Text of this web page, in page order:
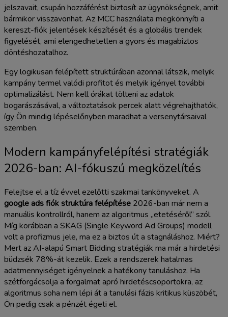
jelszavait, csupán hozzáférést biztosít az ügynökségnek, amit
bármikor visszavonhat. Az MCC használata megkönnyíti a
kereszt-fiók jelentések készítését és a globális trendek
figyelését, ami elengedhetetlen a gyors és magabiztos
döntéshozatalhoz.
Egy logikusan felépített struktúrában azonnal látszik, melyik
kampány termel valódi profitot és melyik igényel további
optimalizálást. Nem kell órákat tölteni az adatok
bogarászásával, a változtatások percek alatt végrehajthatók,
így Ön mindig lépéselőnyben maradhat a versenytársaival
szemben.
Modern kampányfelépítési stratégiák
2026-ban: AI-fókuszú megközelítés
Felejtse el a tíz évvel ezelőtti szakmai tankönyveket. A
google ads fiók struktúra felépítése 2026-ban már nem a
manuális kontrollról, hanem az algoritmus „etetéséről” szól.
Míg korábban a SKAG (Single Keyword Ad Groups) modell
volt a profizmus jele, ma ez a biztos út a stagnáláshoz. Miért?
Mert az AI-alapú Smart Bidding stratégiák ma már a hirdetési
büdzsék 78%-át kezelik. Ezek a rendszerek hatalmas
adatmennyiséget igényelnek a hatékony tanuláshoz. Ha
szétforgácsolja a forgalmat apró hirdetéscsoportokra, az
algoritmus soha nem lépi át a tanulási fázis kritikus küszöbét,
Ön pedig csak a pénzét égeti el.